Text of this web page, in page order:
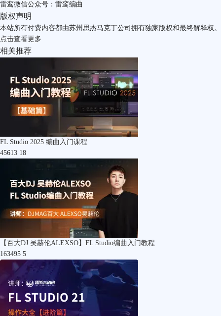
雷鸾微信公众号：雷鸾编曲
版权声明
本站所有付费内容都由苏州思杰马克丁公司拥有独家版权和最终解释权。
点击查看更多
相关推荐
FL Studio 2025 编曲入门课程
45613 18
【百大DJ 吴赫伦ALEXSO】FL Studio编曲入门教程
163495 5